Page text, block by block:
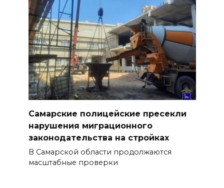
Самарские полицейские пресекли
нарушения миграционного
законодательства на стройках
В Самарской области продолжаются
масштабные проверки